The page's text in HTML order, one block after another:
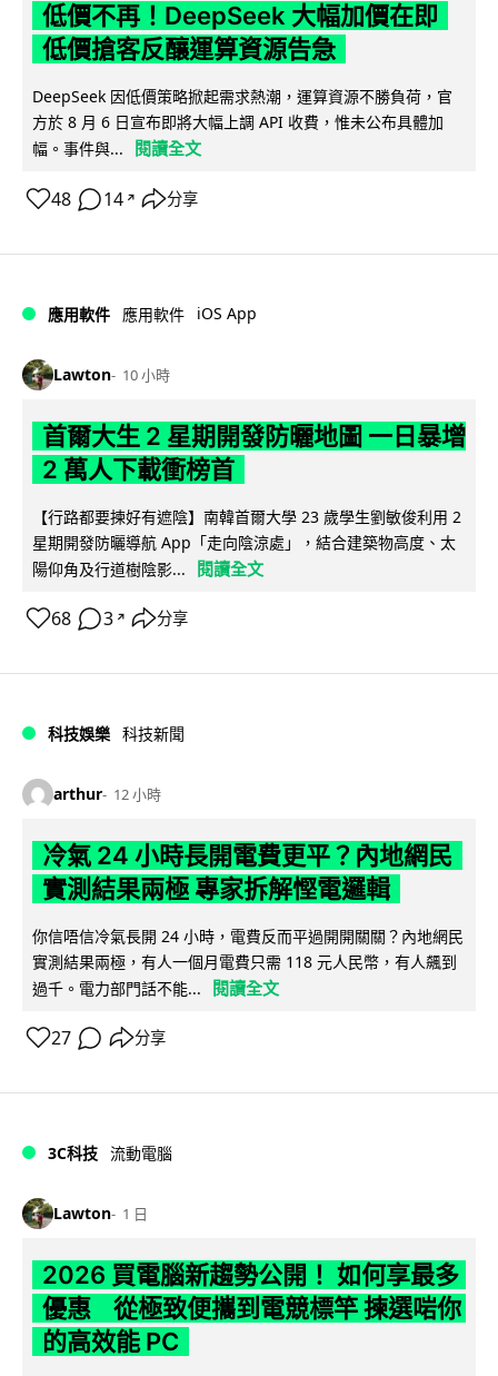
低價不再！DeepSeek 大幅加價在即
低價搶客反釀運算資源告急
DeepSeek 因低價策略掀起需求熱潮，運算資源不勝負荷，官
方於 8 月 6 日宣布即將大幅上調 API 收費，惟未公布具體加
幅。事件與...
閱讀全文
48 14 ↗ 分享
應用軟件 應用軟件 iOS App
Lawton 10 小時
首爾大生 2 星期開發防曬地圖 一日暴增
2 萬人下載衝榜首
【行路都要揀好有遮陰】南韓首爾大學 23 歲學生劉敏俊利用 2
星期開發防曬導航 App「走向陰涼處」，結合建築物高度、太
陽仰角及行道樹陰影...
閱讀全文
68 3 ↗ 分享
科技娛樂 科技新聞
arthur 12 小時
冷氣 24 小時長開電費更平？內地網民
實測結果兩極 專家拆解慳電邏輯
你信唔信冷氣長開 24 小時，電費反而平過開開關關？內地網民
實測結果兩極，有人一個月電費只需 118 元人民幣，有人飆到
過千。電力部門話不能...
閱讀全文
27 分享
3C科技 流動電腦
Lawton 1 日
2026 買電腦新趨勢公開！ 如何享最多
優惠 從極致便攜到電競標竿 揀選啱你
的高效能 PC